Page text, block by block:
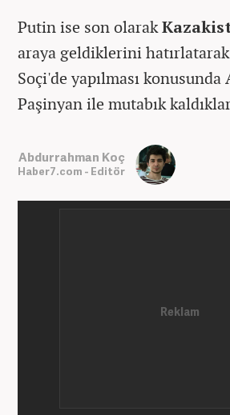
Putin ise son olarak
araya geldiklerini
Soçi'de yapılması konusunda
Paşinyan ile mutabık
Abdurrahman Koç
Haber7.com - Editör